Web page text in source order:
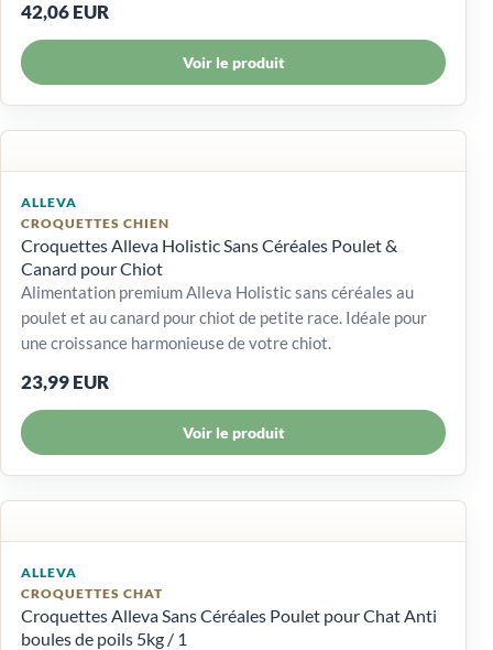
42,06 EUR
Voir le produit
ALLEVA
CROQUETTES CHIEN
Croquettes Alleva Holistic Sans Céréales Poulet &
Canard pour Chiot
Alimentation premium Alleva Holistic sans céréales au
poulet et au canard pour chiot de petite race. Idéale pour
une croissance harmonieuse de votre chiot.
23,99 EUR
Voir le produit
ALLEVA
CROQUETTES CHAT
Croquettes Alleva Sans Céréales Poulet pour Chat Anti
boules de poils 5kg / 1